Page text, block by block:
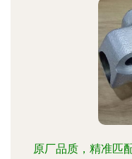
原厂品质，精准匹